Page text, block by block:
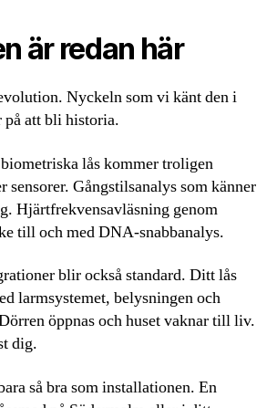
är redan här
Nyckeln som vi känt den i
på att bli historia.
lås kommer troligen
sensorer. Gångstilsanalys som känner
Hjärtfrekvensavläsning genom
till och med DNA-snabbanalys.
blir också standard. Ditt lås
larmsystemet, belysningen och
öppnas och huset vaknar till liv.
dig.
så bra som installationen. En